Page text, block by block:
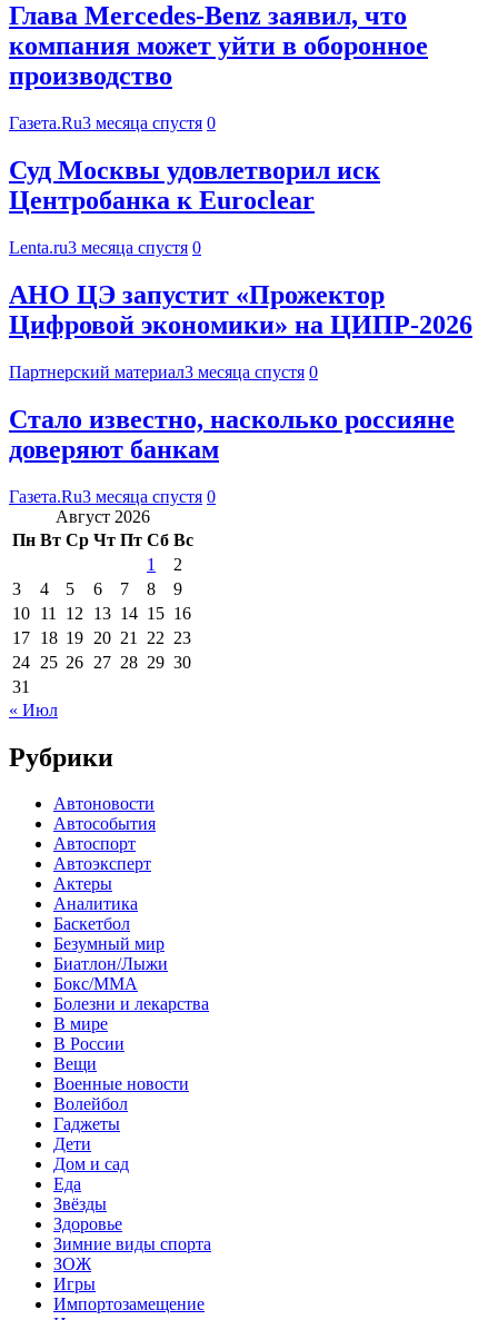
Глава Mercedes-Benz заявил, что
компания может уйти в оборонное
производство
Газета.Ru3 месяца спустя 0
Суд Москвы удовлетворил иск
Центробанка к Euroclear
Lenta.ru3 месяца спустя 0
АНО ЦЭ запустит «Прожектор
Цифровой экономики» на ЦИПР-2026
Партнерский материал3 месяца спустя 0
Стало известно, насколько россияне
доверяют банкам
Газета.Ru3 месяца спустя 0
Август 2026
Пн Вт Ср Чт Пт Сб Вс
1
2
3
4 5 6 7 8
9
10 11 12 13 14 15 16
17 18 19 20 21 22 23
24 25 26 27 28 29 30
31
« Июл
Рубрики
Автоновости
Автособытия
Автоспорт
Автоэксперт
Актеры
Аналитика
Баскетбол
Безумный мир
Биатлон/Лыжи
Бокс/MMA
Болезни и лекарства
В мире
В России
Вещи
Военные новости
Волейбол
Гаджеты
Дети
Дом и сад
Еда
Звёзды
Здоровье
Зимние виды спорта
ЗОЖ
Игры
Импортозамещение